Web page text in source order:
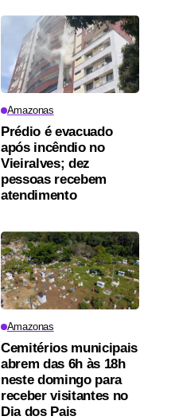
Amazonas
Prédio é evacuado
após incêndio no
Vieiralves; dez
pessoas recebem
atendimento
Amazonas
Cemitérios municipais
abrem das 6h às 18h
neste domingo para
receber visitantes no
Dia dos Pais